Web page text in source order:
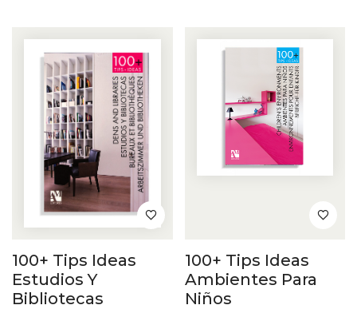
100+ Tips Ideas
Estudios Y
Bibliotecas
100+ Tips Ideas
Ambientes Para
Niños